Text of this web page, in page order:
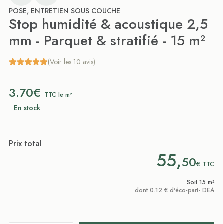
POSE, ENTRETIEN SOUS COUCHE
Stop humidité & acoustique 2,5
mm - Parquet & stratifié - 15 m²
(Voir les 10 avis)
3.70€ TTC le m²
En stock
Prix total
55,50€ TTC
Soit 15 m²
dont 0.12 € d'éco-part- DEA